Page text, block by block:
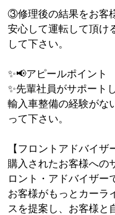
③修理後の結果をお客
安心して運転して頂け
して下さい。
✨📢アピールポイント
✨先輩社員がサポート
輸入車整備の経験がな
って下さい。
【フロントアドバイザ
購入されたお客様への
ロント・アドバイザー
お客様がもっとカーラ
スを提案し、お客様と